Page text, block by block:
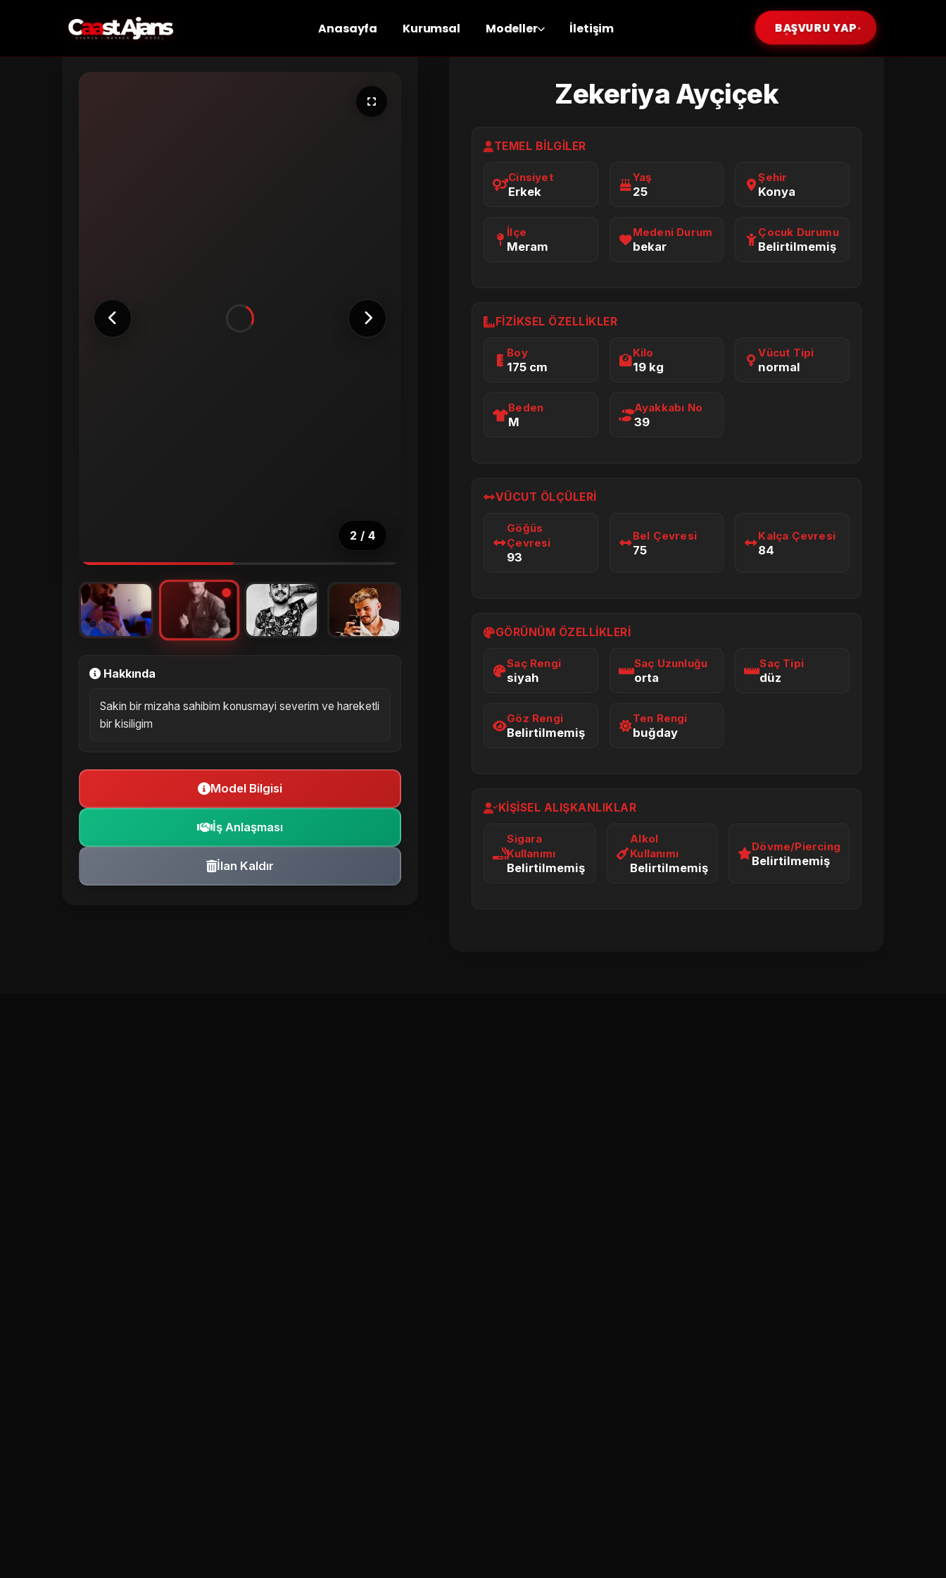
Anasayfa Kurumsal Modeller İletişim BAŞVURU YAP
2 / 4
Hakkında
Sakin bir mizaha sahibim konusmayi severim ve hareketli
bir kisiligim
Model Bilgisi
İş Anlaşması
İlan Kaldır
Zekeriya Ayçiçek
TEMEL BILGILER
Cinsiyet
Erkek
Yaş
25
Şehir
Konya
İlçe
Meram
Medeni Durum
bekar
Çocuk Durumu
Belirtilmemiş
FIZIKSEL ÖZELLIKLER
Boy
175 cm
Kilo
19 kg
Vücut Tipi
normal
Beden
M
Ayakkabı No
39
VÜCUT ÖLÇÜLERI
Göğüs
Çevresi
93
Bel Çevresi
75
Kalça Çevresi
84
GÖRÜNÜM ÖZELLIKLERI
Saç Rengi
siyah
Saç Uzunluğu
orta
Saç Tipi
düz
Göz Rengi
Belirtilmemiş
Ten Rengi
buğday
KIŞISEL ALIŞKANLIKLAR
Sigara
Kullanımı
Belirtilmemiş
Alkol
Kullanımı
Belirtilmemiş
Dövme/Piercing
Belirtilmemiş